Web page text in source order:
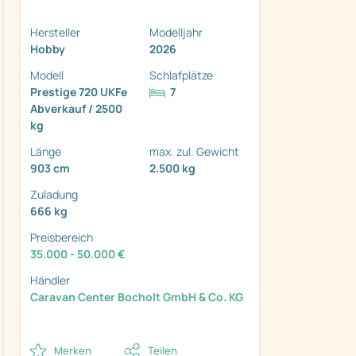
Hersteller
Hobby
Modelljahr
2026
Modell
Prestige 720 UKFe
Abverkauf / 2500
kg
Schlafplätze
7
Länge
903 cm
max. zul. Gewicht
2.500 kg
Zuladung
666 kg
Preisbereich
35.000 - 50.000 €
Händler
Caravan Center Bocholt GmbH & Co. KG
Merken Teilen